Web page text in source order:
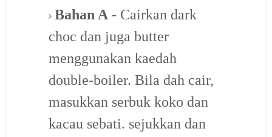
Bahan A- Cairkan dark
choc dan juga butter
menggunakan kaedah
double-boiler. Bila dah cair,
masukkan serbuk koko dan
kacau sebati. sejukkan dan